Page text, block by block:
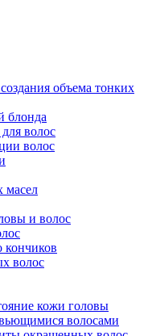
объема тонких
блонда
волос
волос
масел
и волос
кончиков
волос
кожи головы
волосами